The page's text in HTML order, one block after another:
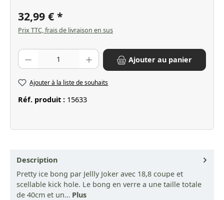
32,99 €
Prix TTC, frais de livraison en sus
Quantité de produit : Entrez la quantité souhaitée ou utilisez les
Ajouter au panier
Ajouter à la liste de souhaits
Réf. produit : 15633
Description
Pretty ice bong par Jellly Joker avec 18,8 coupe et
scellable kick hole. Le bong en verre a une taille totale
de 40cm et un… Plus